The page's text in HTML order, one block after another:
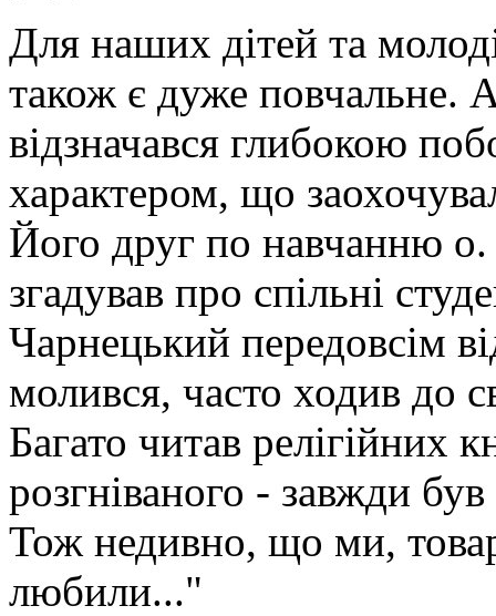
Для наших дітей та
також є дуже повчальне.
відзначався глибокою
характером, що
Його друг по навчанню о.
згадував про спільні
Чарнецький передовсім
молився, часто ходив до
Багато читав релігійних
розгніваного - завжди
Тож недивно, що ми,
любили..."